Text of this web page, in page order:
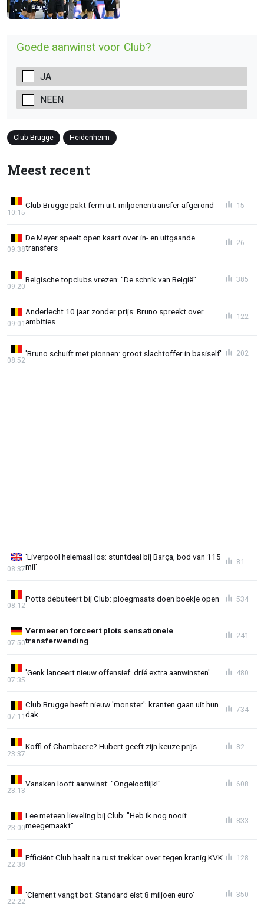
Goede aanwinst voor Club?
JA
NEEN
Club Brugge Heidenheim
Meest recent
Club Brugge pakt ferm uit: miljoenentransfer afgerond
10:15
15
De Meyer speelt open kaart over in- en uitgaande
transfers
09:38
26
Belgische topclubs vrezen: "De schrik van België"
09:20
385
Anderlecht 10 jaar zonder prijs: Bruno spreekt over
ambities
09:01
122
'Bruno schuift met pionnen: groot slachtoffer in basiself'
08:52
202
'Liverpool helemaal los: stuntdeal bij Barça, bod van 115
mil'
08:37
81
Potts debuteert bij Club: ploegmaats doen boekje open
08:12
534
Vermeeren forceert plots sensationele
transferwending
07:50
241
'Genk lanceert nieuw offensief: dríé extra aanwinsten'
07:35
480
Club Brugge heeft nieuw 'monster': kranten gaan uit hun
dak
07:11
734
Koffi of Chambaere? Hubert geeft zijn keuze prijs
23:37
82
Vanaken looft aanwinst: "Ongelooflijk!"
23:13
608
Lee meteen lieveling bij Club: "Heb ik nog nooit
meegemaakt"
23:00
833
Efficiënt Club haalt na rust trekker over tegen kranig KVK
22:38
128
'Clement vangt bot: Standard eist 8 miljoen euro'
22:22
350